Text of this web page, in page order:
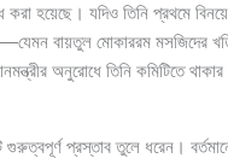
হয়েছে। যদিও তিনি প্রথমে
বায়তুল মোকাররম মসজিদের
অনুরোধে তিনি কমিটিতে থাকার
প্রস্তাব তুলে ধরেন।